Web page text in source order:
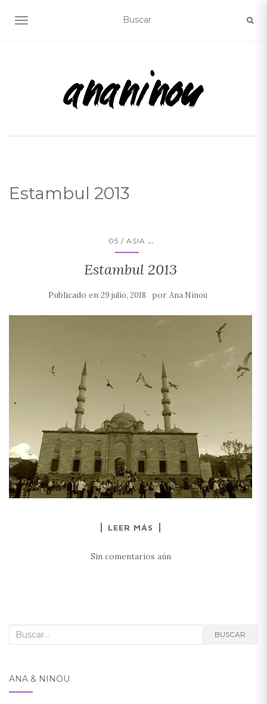
ALTERNAR NAVEGACIÓN
Estambul 2013
05 / ASIA ...
Estambul 2013
Publicado en 29 julio, 2018 por Ana Ninou
LEER MÁS
Sin comentarios aún
Buscar: BUSCAR
ANA & NINOU